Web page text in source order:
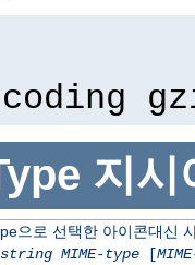
지시
으로 선택한 아이콘대신
string MIME-type[